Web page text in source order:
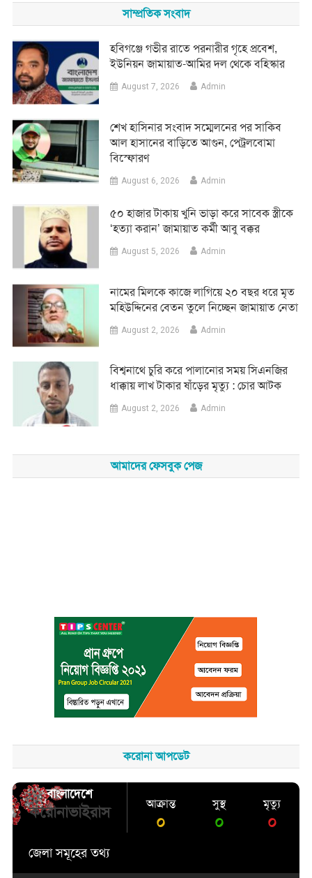
সাম্প্রতিক সংবাদ
হবিগঞ্জে গভীর রাতে পরনারীর গৃহে প্রবেশ,
ইউনিয়ন জামায়াত-আমির দল থেকে বহিস্কার
August 7, 2026 Admin
শেখ হাসিনার সংবাদ সম্মেলনের পর সাকিব
আল হাসানের বাড়িতে আগুন, পেট্রলবোমা
বিস্ফোরণ
August 6, 2026 Admin
৫০ হাজার টাকায় খুনি ভাড়া করে সাবেক স্ত্রীকে
‘হত্যা করান’ জামায়াত কর্মী আবু বক্কর
August 5, 2026 Admin
নামের মিলকে কাজে লাগিয়ে ২০ বছর ধরে মৃত
মহিউদ্দিনের বেতন তুলে নিচ্ছেন জামায়াত নেতা
August 2, 2026 Admin
‎বিশ্বনাথে চুরি করে পালানোর সময় সিএনজির
ধাক্কায় লাখ টাকার ষাঁড়ের মৃত্যু : চোর আটক
August 2, 2026 Admin
আমাদের ফেসবুক পেজ
করোনা আপডেট
বাংলাদেশে
করোনাভাইরাস আক্রান্ত
০
সুস্থ
০
মৃত্যু
০
জেলা সমূহের তথ্য